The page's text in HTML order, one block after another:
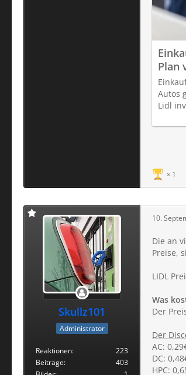
Plan
Autos
Lidl
1
Skullz101
Administrator
Reaktionen
223
Beiträge
403
10.
Die an
Preise,
LIDL
Was
Der
Der
AC:
DC:
HPC: